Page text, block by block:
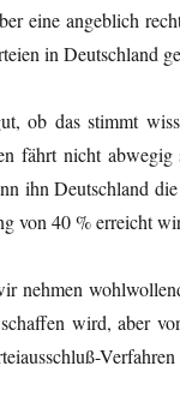
eine angeblich
in Deutschland
ob das stimmt
fährt nicht
ihn Deutschland
von 40 % erreicht
wird, aber